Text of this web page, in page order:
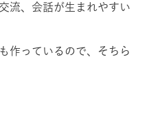
流、会話が生まれやすい
作っているので、そちら